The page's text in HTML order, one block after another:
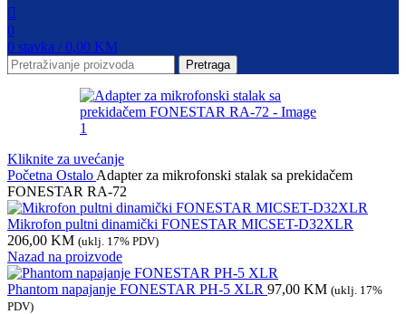
0
0 stavka / 0,00 KM
Pretraga
Kliknite za uvećanje
Početna Ostalo Adapter za mikrofonski stalak sa prekidačem
FONESTAR RA-72
Mikrofon pultni dinamički FONESTAR MICSET-D32XLR
206,00 KM (uklj. 17% PDV)
Nazad na proizvode
Phantom napajanje FONESTAR PH-5 XLR 97,00 KM (uklj. 17%
PDV)